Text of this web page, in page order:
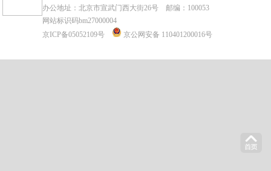
办公地址：北京市宣武门西大街26号 邮编：100053
网站标识码bm27000004
京ICP备05052109号
京公网安备 110401200016号